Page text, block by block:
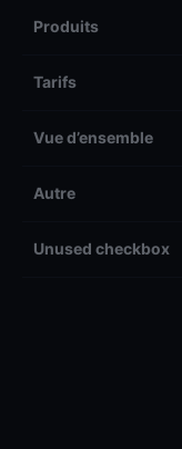
Produits
Tarifs
Vue d’ensemble
Autre
Unused checkbox